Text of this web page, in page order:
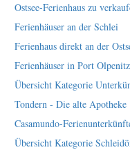
Ostsee-Ferienhaus zu
Ferienhäuser an der Schlei
Ferienhaus direkt an der
Ferienhäuser in Port Olpenitz
Übersicht Kategorie
Tondern - Die alte Apotheke
Casamundo-
Übersicht Kategorie